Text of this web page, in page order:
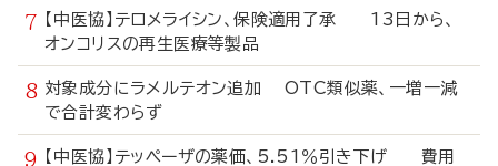
【中医協】テロメライシン、保険適用了承 13日から、
オンコリスの再生医療等製品
対象成分にラメルテオン追加 OTC類似薬、一増一減
で合計変わらず
【中医協】テッペーザの薬価、5.51％引き下げ 費用